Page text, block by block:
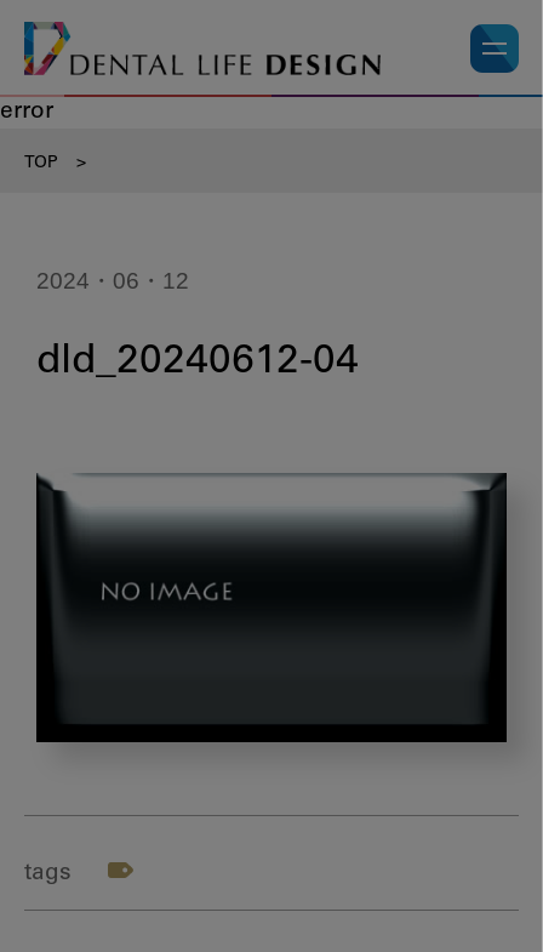
error
TOP >
2024・06・12
dld_20240612-04
tags